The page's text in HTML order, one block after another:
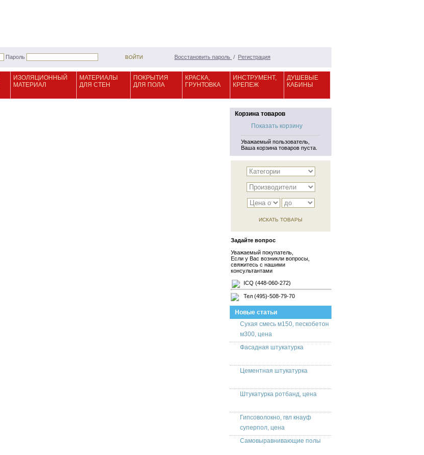
Пароль Восстановить пароль / Регистрация
ИЗОЛЯЦИОННЫЙ
МАТЕРИАЛ
МАТЕРИАЛЫ
ДЛЯ СТЕН
ПОКРЫТИЯ
ДЛЯ ПОЛА
КРАСКА,
ГРУНТОВКА
ИНСТРУМЕНТ,
КРЕПЕЖ
ДУШЕВЫЕ
КАБИНЫ
Корзина товаров
Показать корзину
Уважаемый пользователь,
Ваша корзина товаров пуста.
Задайте вопрос
Уважаемый покупатель,
Если у Вас возникли вопросы,
свяжитесь с нашими
консультантами
ICQ (448-060-272)
Тел (495)-508-79-70
Новые статьи
Сухая смесь м150, пескобетон
м300, цена
Фасадная штукатурка
Цементная штукатурка
Штукатурка ротбанд, цена
Гипсоволокно, гвл кнауф
суперпол, цена
Самовыравнивающие полы